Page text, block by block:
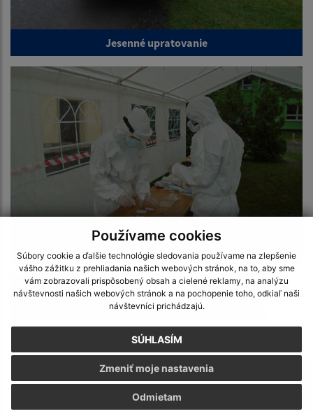
Používame cookies
Súbory cookie a ďalšie technológie sledovania používame na zlepšenie
vášho zážitku z prehliadania našich webových stránok, na to, aby sme
vám zobrazovali prispôsobený obsah a cielené reklamy, na analýzu
návštevnosti našich webových stránok a na pochopenie toho, odkiaľ naši
návštevníci prichádzajú.
SÚHLASÍM
Odmietam
Zmeniť moje nastavenia
Jesenné upratovanie
2.kolo celoplošného testovania na COVID-19